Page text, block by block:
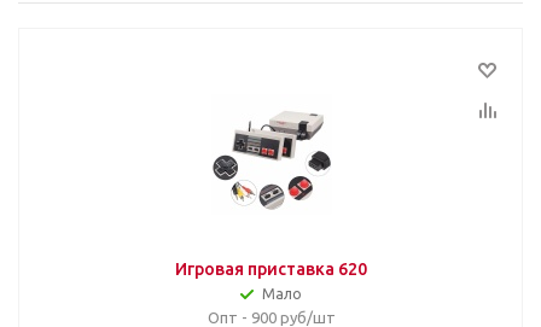
Игровая приставка 620
Мало
Опт - 900 руб/шт